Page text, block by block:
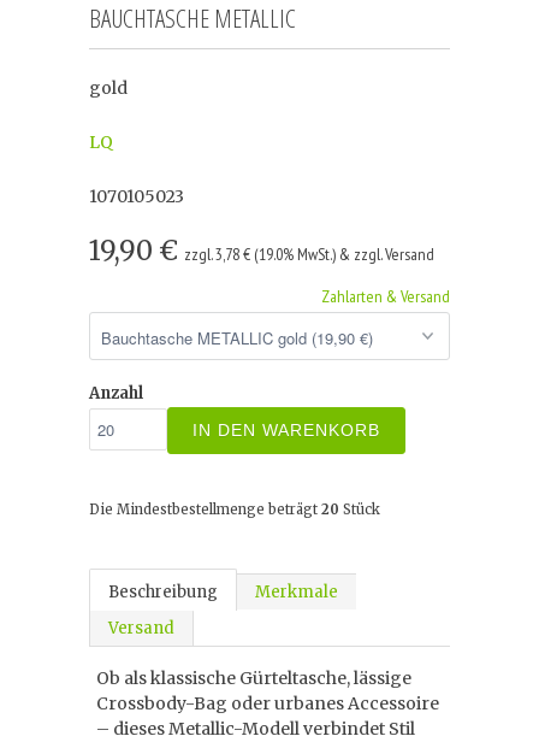
BAUCHTASCHE METALLIC
gold
LQ
1070105023
19,90 € zzgl. 3,78 € (19.0% MwSt.) & zzgl. Versand
Zahlarten & Versand
Anzahl
IN DEN WARENKORB
Die Mindestbestellmenge beträgt 20 Stück
Beschreibung
Merkmale
Versand
Ob als klassische Gürteltasche, lässige
Crossbody-Bag oder urbanes Accessoire
– dieses Metallic-Modell verbindet Stil